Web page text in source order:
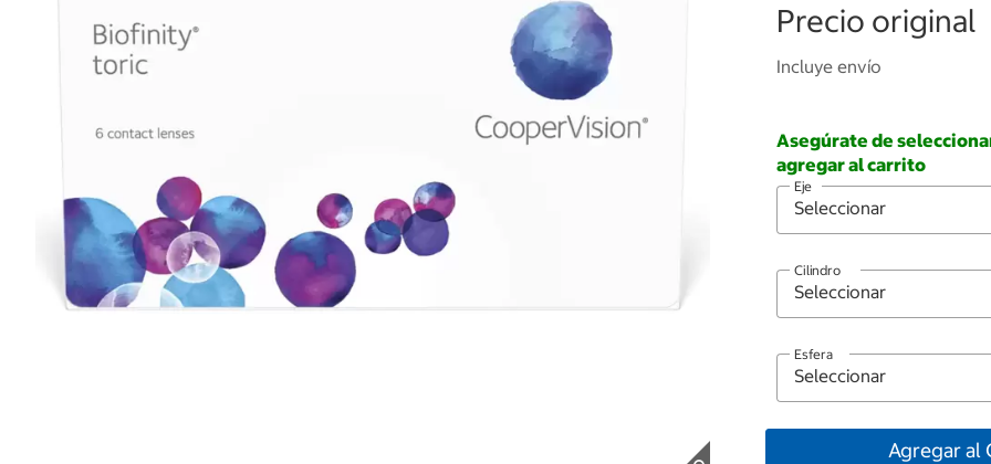
Precio original
Incluye envío
Asegúrate de
agregar al carrito
Eje
Cilindro
Esfera
Agregar al